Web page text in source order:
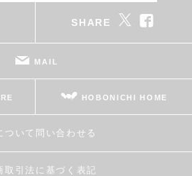
SHARE
MAIL
HOBONICHI HOME
ついて問い合わせる
取引法に基づく表記